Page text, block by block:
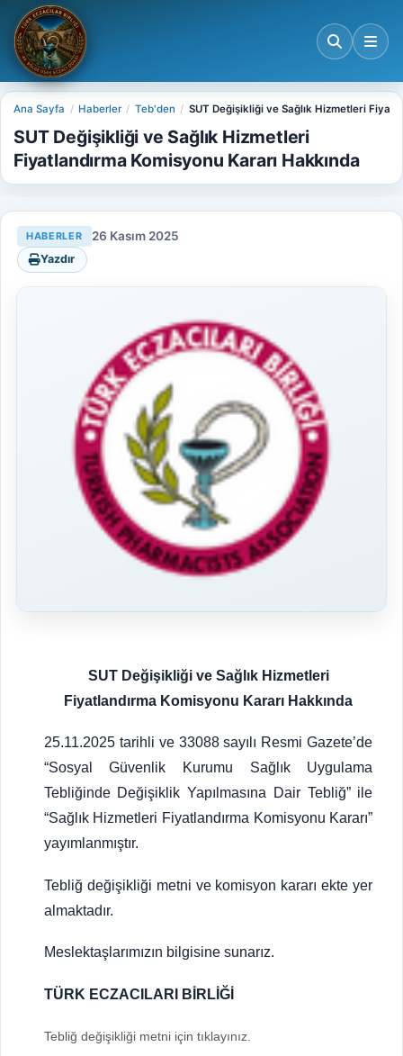
Ana Sayfa Haberler Teb'den SUT Değişikliği ve Sağlık Hizmetleri
SUT Değişikliği ve Sağlık Hizmetleri
Fiyatlandırma Komisyonu Kararı Hakkında
HABERLER 26 Kasım 2025
Yazdır
SUT Değişikliği ve Sağlık Hizmetleri
Fiyatlandırma Komisyonu Kararı Hakkında
25.11.2025 tarihli ve 33088 sayılı Resmi Gazete’de
“Sosyal Güvenlik Kurumu Sağlık Uygulama
Tebliğinde Değişiklik Yapılmasına Dair Tebliğ” ile
“Sağlık Hizmetleri Fiyatlandırma Komisyonu Kararı”
yayımlanmıştır.
Tebliğ değişikliği metni ve komisyon kararı ekte yer
almaktadır.
Meslektaşlarımızın bilgisine sunarız.
TÜRK ECZACILARI BİRLİĞİ
Tebliğ değişikliği metni için tıklayınız.